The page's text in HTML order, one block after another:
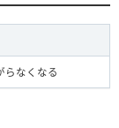
らなくなる